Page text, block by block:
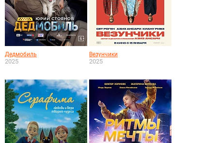
Дедмобиль
2025
Везунчики
2025